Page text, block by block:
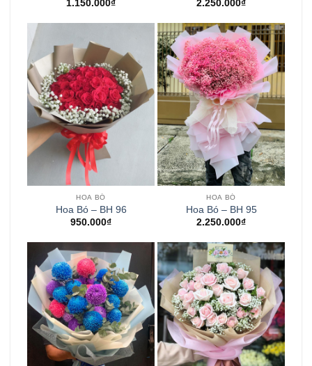
1.150.000₫
2.250.000₫
HOA BÓ
Hoa Bó – BH 96
950.000₫
HOA BÓ
Hoa Bó – BH 95
2.250.000₫